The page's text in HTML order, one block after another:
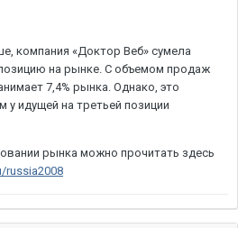
компания «Доктор Веб» сумела
на рынке. С объемом продаж
7,4% рынка. Однако, это
у идущей на третьей позиции
рынка можно прочитать здесь
russia2008